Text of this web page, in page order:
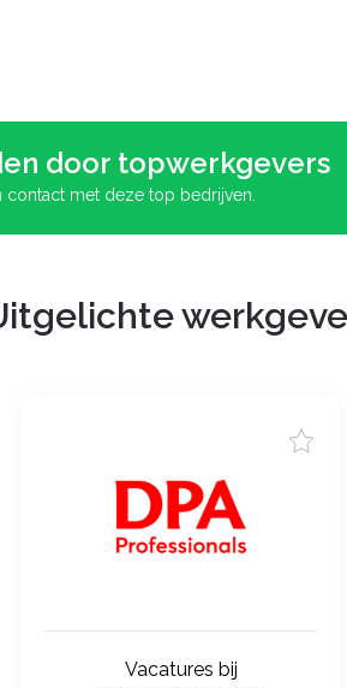
door topwerkgevers
met deze top bedrijven.
Vacatures bij